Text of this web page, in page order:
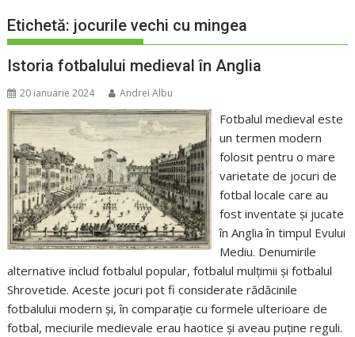
Etichetă: jocurile vechi cu mingea
Istoria fotbalului medieval în Anglia
20 ianuarie 2024 Andrei Albu
Fotbalul medieval este
un termen modern
folosit pentru o mare
varietate de jocuri de
fotbal locale care au
fost inventate și jucate
în Anglia în timpul Evului
Mediu. Denumirile
alternative includ fotbalul popular, fotbalul mulțimii și fotbalul
Shrovetide. Aceste jocuri pot fi considerate rădăcinile
fotbalului modern și, în comparație cu formele ulterioare de
fotbal, meciurile medievale erau haotice și aveau puține reguli.